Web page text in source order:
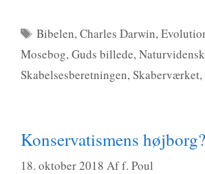
Tags
Bibelen,Charles Darwin,
Mosebog, Guds billede,
Skabelsesberetningen, Skaberværket,
Konservatismens højborg?
18. oktober 2018 Aff. Poul